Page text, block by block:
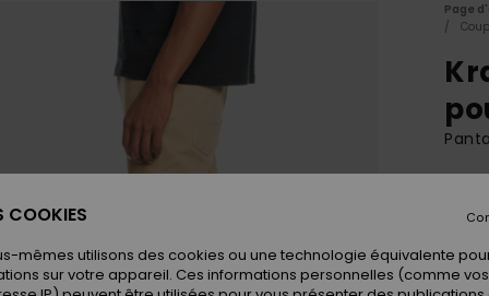
Page
COOKIES
mêmes utilisons des cookies ou une technologie équivalente
sur votre appareil. Ces informations personnelles (comme